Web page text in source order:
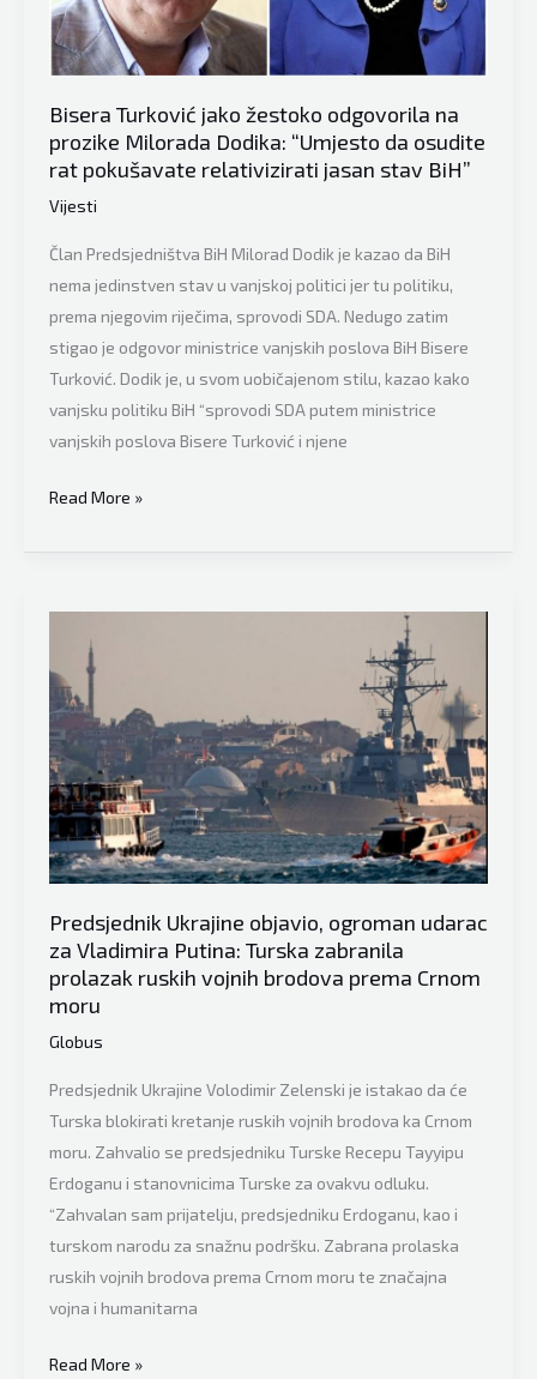
Rusija
nije
Ukrajinu
s
bjeloruske
teritorije”
Bisera Turković jako žestoko odgovorila na
prozike Milorada Dodika: “Umjesto da osudite
rat pokušavate relativizirati jasan stav BiH”
Vijesti
Član Predsjedništva BiH Milorad Dodik je kazao da BiH
nema jedinstven stav u vanjskoj politici jer tu politiku,
prema njegovim riječima, sprovodi SDA. Nedugo zatim
stigao je odgovor ministrice vanjskih poslova BiH Bisere
Turković. Dodik je, u svom uobičajenom stilu, kazao kako
vanjsku politiku BiH “sprovodi SDA putem ministrice
vanjskih poslova Bisere Turković i njene
Bisera
jako
prozike
Milorada
Dodika:
“Umjesto
da
osudite
rat
relativizirati
jasan
stav
Read More »
Predsjednik Ukrajine objavio, ogroman udarac
za Vladimira Putina: Turska zabranila
prolazak ruskih vojnih brodova prema Crnom
moru
Globus
Predsjednik Ukrajine Volodimir Zelenski je istakao da će
Turska blokirati kretanje ruskih vojnih brodova ka Crnom
moru. Zahvalio se predsjedniku Turske Recepu Tayyipu
Erdoganu i stanovnicima Turske za ovakvu odluku.
“Zahvalan sam prijatelju, predsjedniku Erdoganu, kao i
turskom narodu za snažnu podršku. Zabrana prolaska
ruskih vojnih brodova prema Crnom moru te značajna
vojna i humanitarna
Predsjednik
Read More »